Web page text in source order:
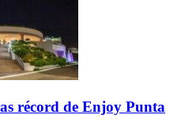
récord de Enjoy Punta